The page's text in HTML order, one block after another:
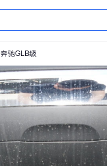
奔驰GLB级